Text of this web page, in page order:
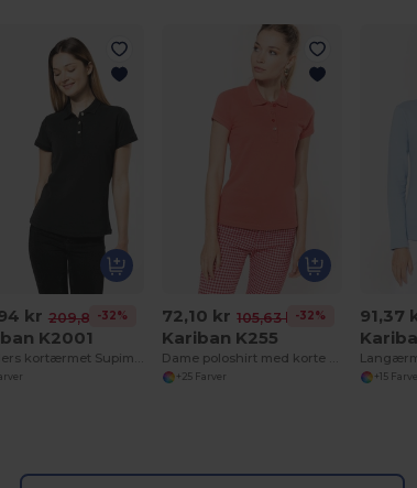
kr 209,81 kr-32%
K2001
72,10 kr 105,63 kr-32%
Kariban K255
+25 Farver
91,37
+15